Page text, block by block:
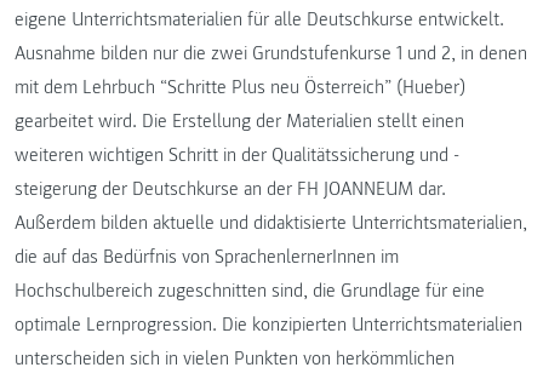
eigene Unterrichtsmaterialien für alle Deutschkurse entwickelt.
Ausnahme bilden nur die zwei Grundstufenkurse 1 und 2, in denen
mit dem Lehrbuch “Schritte Plus neu Österreich” (Hueber)
gearbeitet wird. Die Erstellung der Materialien stellt einen
weiteren wichtigen Schritt in der Qualitätssicherung und -
steigerung der Deutschkurse an der FH JOANNEUM dar.
Außerdem bilden aktuelle und didaktisierte Unterrichtsmaterialien,
die auf das Bedürfnis von SprachenlernerInnen im
Hochschulbereich zugeschnitten sind, die Grundlage für eine
optimale Lernprogression. Die konzipierten Unterrichtsmaterialien
unterscheiden sich in vielen Punkten von herkömmlichen